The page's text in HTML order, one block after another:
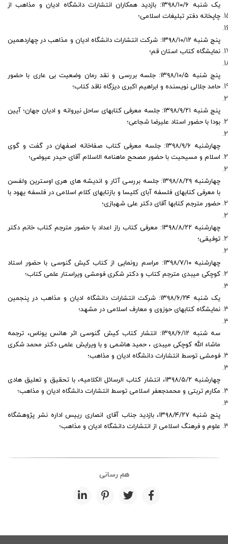
یک شنبه ۱۳۹۸/۱۰/۶: بازدید همکاران انتشارات دانشگاه ادیان و مذاهب از
چاپخانه دفتر تبلیغات اسلامی؛
پنج شنبه ۱۳۹۸/۱۰/۱۲: شرکت انتشارات دانشگاه ادیان و مذاهب در چهاردهمین
نمایشگاه کتاب استان قم؛
پنج شنبه ۱۳۹۸/۱۰/۵: جلسه بررسی و نقد رمان وضعیت بی عاری با حضور
حامد جلالی نویسنده و ابراهیم اکبری دیزگاه ناقد کتاب؛
پنج شنبه ۱۳۹۸/۹/۲۱: جلسه معرفی کتابهای ساحل نیروانه و ادیان جهان؛ آیین
بودا با حضور استاد علیرضا شجاعی؛
چهارشنبه ۱۳۹۸/۹/۶: جلسه معرفی کتاب صفاخانه اصفهان در گفت و گوی
اسلام و مسیحیت با حضور مصحح ماهنامه الاسلام آقای حیدر عیوضی؛
چهارشنبه ۱۳۹۸/۸/۲۹: جلسه بررسی آثار و اندیشه های هری اوسترین ولفسن
با معرفی کتابهای فلسفه آبای کلیسا و بازتابهای کلام اسلامی در فلسفه یهود با
حضور مترجم کتابها آقای دکتر علی شهبازی؛
چهارشنبه ۱۳۹۸/۸/۲۲: معرفی کتاب راز اعداد با حضور مترجم کتاب خانم دکتر
توفیقی؛
چهارشنبه ۱۳۹۸/۷/۱۰: مراسم رونمایی از کتاب کیش گنوسی با حضور استاد
کوچکی میبدی مترجم کتاب و دکتر شکری فومشی ویراستار علمی کتاب؛
یک شنبه ۱۳۹۸/۶/۲۴: شرکت انتشارات دانشگاه ادیان و مذاهب در پنجمین
نمایشگاه کتابهای حوزوی و معارف اسلامی در مشهد؛
سه شنبه ۱۳۹۸/۶/۱۲: انتشار کتاب کیش گنوسی اثر هانس یوناس، ترجمه
ماشاء الله کوچکی میبدی ، حمید هاشمی و با ویرایش علمی دکتر محمد شکری
فومشی توسط انتشارات دانشگاه ادیان و مذاهب؛
چهارشنبه ۱۳۹۸/۵/۲، انتشار کتاب الرسائل الکلامیه، با تحقیق و تعلیق هادی
مکارم تربتی و محمدجعفر اسلامی توسط انتشارات دانشگاه ادیان و مذاهب؛
پنج شنبه ۱۳۹۸/۴/۲۷، بازدید جناب آقای انصاری رییس اداره نشر پژوهشگاه
علوم و فرهنگ اسلامی از انتشارات دانشگاه ادیان و مذاهب؛
هم رسانی